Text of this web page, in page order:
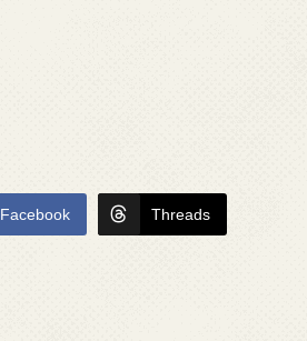
Facebook Threads